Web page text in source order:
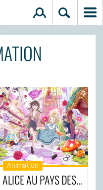
Animation
ALICE AU PAYS DES MERVEILLES : DIVE IN WONDERLAND